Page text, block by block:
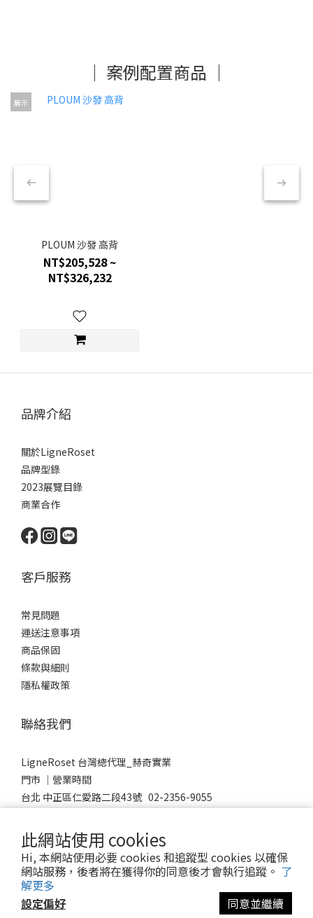
此網站使用 cookies
Hi, 本網站使用必要 cookies 和追蹤型 cookies 以確保
網站服務，後者將在獲得你的同意後才會執行追蹤。 了
解更多
設定偏好
同意並繼續
│ 案例配置商品 │
展示
PLOUM 沙發 高背
NT$205,528 ~
NT$326,232
品牌介紹
關於LigneRoset
品牌型錄
2023展覽目錄
商業合作
客戶服務
常見問題
運送注意事項
商品保固
條款與細則
隱私權政策
聯絡我們
LigneRoset 台灣總代理_赫奇實業
門市 │營業時間
台北 中正區仁愛路二段43號 02-2356-9055
Mon-Sat 10:00-19:00
Sunday 12:00-18:00
© 2023 LigneRoset Taiwan 赫奇實業有限公司